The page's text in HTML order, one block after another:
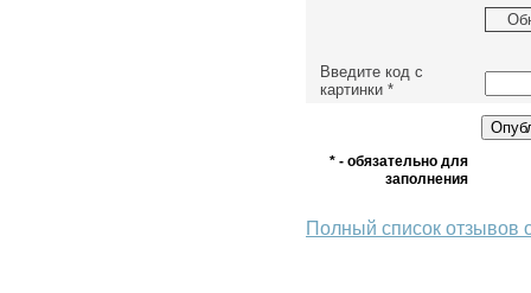
Введите код с
картинки *
* - обязательно для
заполнения
Полный список отзывов